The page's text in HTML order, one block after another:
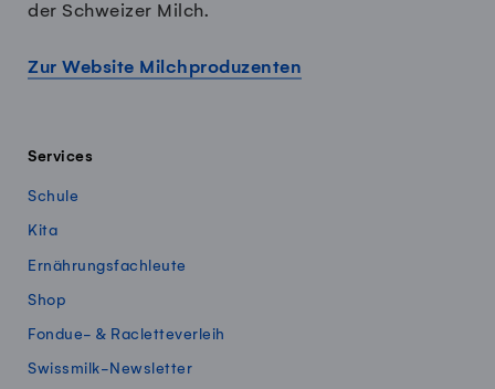
der Schweizer Milch.
Zur Website Milchproduzenten
Services
Schule
Kita
Ernährungsfachleute
Shop
Fondue- & Racletteverleih
Swissmilk-Newsletter